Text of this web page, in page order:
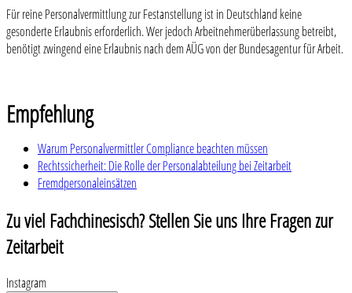
Für reine Personalvermittlung zur Festanstellung ist in Deutschland keine
gesonderte Erlaubnis erforderlich. Wer jedoch Arbeitnehmerüberlassung betreibt,
benötigt zwingend eine Erlaubnis nach dem AÜG von der Bundesagentur für Arbeit.
Empfehlung
Warum Personalvermittler Compliance beachten müssen
Rechtssicherheit: Die Rolle der Personalabteilung bei Zeitarbeit
Fremdpersonaleinsätzen
Zu viel Fachchinesisch? Stellen Sie uns Ihre Fragen zur
Zeitarbeit
Instagram